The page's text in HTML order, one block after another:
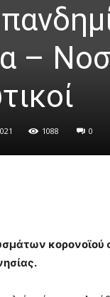
–
1088 0
κορονοϊού